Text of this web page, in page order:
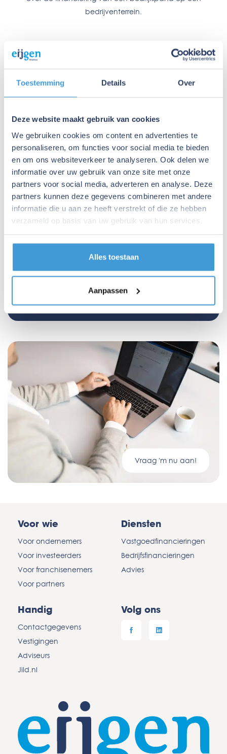
Toestemming Details Over
Deze website maakt gebruik van cookies
We gebruiken cookies om content en advertenties te
personaliseren, om functies voor social media te bieden
en om ons websiteverkeer te analyseren. Ook delen we
informatie over uw gebruik van onze site met onze
partners voor social media, adverteren en analyse. Deze
partners kunnen deze gegevens combineren met andere
informatie die u aan ze heeft verstrekt of die ze hebben
verzameld op basis van uw gebruik van hun services.
Alles toestaan
Aanpassen
bedrijventerrein.
Whitepaper aanvragen
Vraag hem nu aan en ontvang het whitepaper direct
in je inbox!
Jouw naam *
Jouw e-mailadres*
Vraag 'm nu aan!
Voor wie
Voor ondernemers
Voor investeerders
Voor franchisenemers
Voor partners
Diensten
Vastgoedfinancieringen
Bedrijfsfinancieringen
Advies
Handig
Contactgegevens
Vestigingen
Adviseurs
Jild.nl
Volg ons